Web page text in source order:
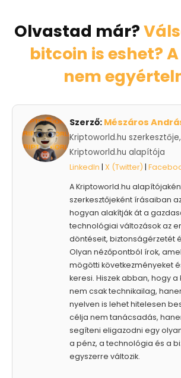
Olvastad már?
bitcoin is eshet?
nem
Szerző: Mészáros
Kriptoworld.hu
Kriptoworld.hu alapítója
LinkedIn | X (Twitter) |
A Kriptoworld.hu
szerkesztőjeként írásaiban
hogyan alakítják át a
technológiai változások az
döntéseit, biztonságérzetét
Olyan nézőpontból írok,
mögötti következményeket
keresi. Hiszek abban, hogy
nem csak technikailag,
nyelven is lehet hitelesen
célja nem tanácsadás,
segíteni eligazodni egy
a pénz, a technológia és a
egyszerre változik.